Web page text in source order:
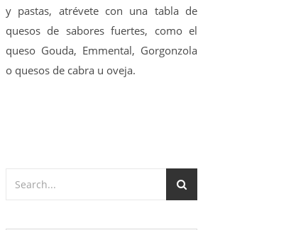
y pastas, atrévete con una tabla de
quesos de sabores fuertes, como el
queso Gouda, Emmental, Gorgonzola
o quesos de cabra u oveja.